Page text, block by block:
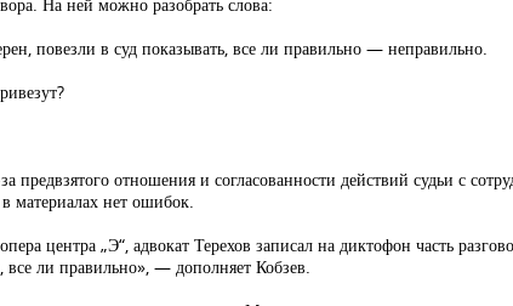
повезли в суд показывать, все ли правильно — неправильно.
предвзятого отношения и согласованности действий судьи с
материалах нет ошибок.
центра „Э“, адвокат Терехов записал на диктофон часть
ли правильно», — дополняет Кобзев.